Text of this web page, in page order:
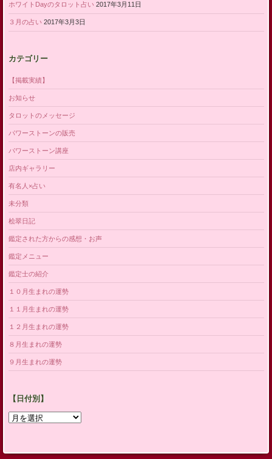
ホワイトDayのタロット占い 2017年3月11日
３月の占い 2017年3月3日
カテゴリー
【掲載実績】
お知らせ
タロットのメッセージ
パワーストーンの販売
パワーストーン講座
店内ギャラリー
有名人×占い
未分類
桧翠日記
鑑定された方からの感想・お声
鑑定メニュー
鑑定士の紹介
１０月生まれの運勢
１１月生まれの運勢
１２月生まれの運勢
８月生まれの運勢
９月生まれの運勢
【日付別】
【日